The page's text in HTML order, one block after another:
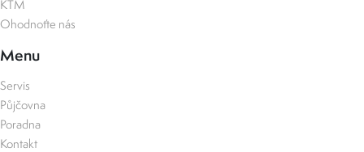
KTM
Ohodnoťte nás
Menu
Servis
Půjčovna
Poradna
Kontakt